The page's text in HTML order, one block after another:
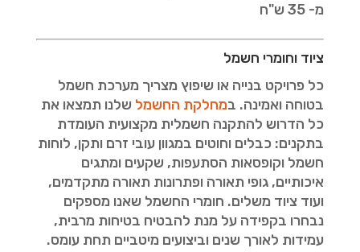
מ- 35 ש"ח
ציוד וחומרי חשמל
כל פרויקט בנייה או שיפוץ מצריך מערכת חשמל
בטוחה ואמינה. במחלקת החשמל שלנו תמצאו את
כל הדרוש להתקנה חשמלית מקצועית העומדת
בתקנים: כבלים וחוטים במגוון עובי זרם ותקן, לוחות
חשמל וקופסאות הסתעפות, שקעים ומתגים
איכותיים, גופי תאורה ופתרונות תאורה מתקדמים,
ועוד ציוד משלים. חומרי החשמל שאנו מספקים
נבחרו בקפידה על מנת להבטיח בטיחות מרבית,
עמידות לאורך שנים וביצועים מיטביים תחת עומס.